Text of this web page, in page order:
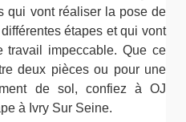
qui vont réaliser la pose de
étapes et qui vont
travail impeccable. Que ce
deux pièces ou pour une
de sol, confiez à OJ
à Ivry Sur Seine.